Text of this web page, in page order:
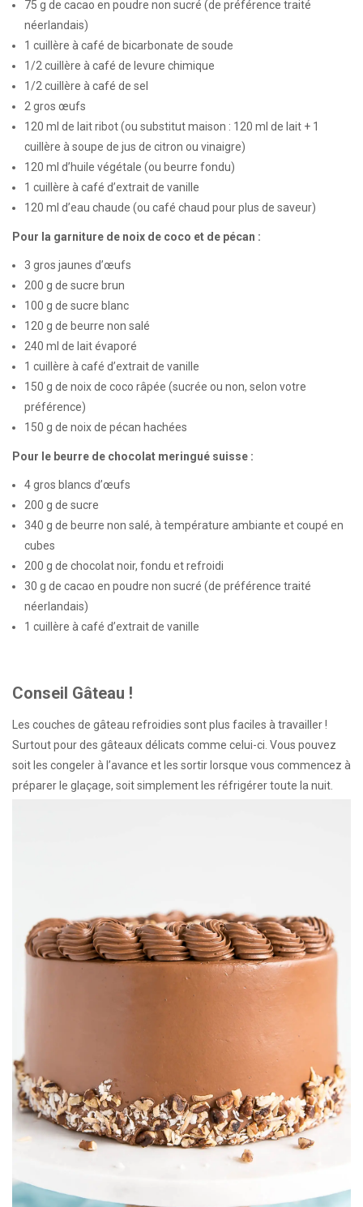
75 g de cacao en poudre non sucré (de préférence traité
néerlandais)
1 cuillère à café de bicarbonate de soude
1/2 cuillère à café de levure chimique
1/2 cuillère à café de sel
2 gros œufs
120 ml de lait ribot (ou substitut maison : 120 ml de lait + 1
cuillère à soupe de jus de citron ou vinaigre)
120 ml d’huile végétale (ou beurre fondu)
1 cuillère à café d’extrait de vanille
120 ml d’eau chaude (ou café chaud pour plus de saveur)
Pour la garniture de noix de coco et de pécan :
3 gros jaunes d’œufs
200 g de sucre brun
100 g de sucre blanc
120 g de beurre non salé
240 ml de lait évaporé
1 cuillère à café d’extrait de vanille
150 g de noix de coco râpée (sucrée ou non, selon votre
préférence)
150 g de noix de pécan hachées
Pour le beurre de chocolat meringué suisse :
4 gros blancs d’œufs
200 g de sucre
340 g de beurre non salé, à température ambiante et coupé en
cubes
200 g de chocolat noir, fondu et refroidi
30 g de cacao en poudre non sucré (de préférence traité
néerlandais)
1 cuillère à café d’extrait de vanille
Conseil Gâteau !
Les couches de gâteau refroidies sont plus faciles à travailler !
Surtout pour des gâteaux délicats comme celui-ci. Vous pouvez
soit les congeler à l’avance et les sortir lorsque vous commencez à
préparer le glaçage, soit simplement les réfrigérer toute la nuit.